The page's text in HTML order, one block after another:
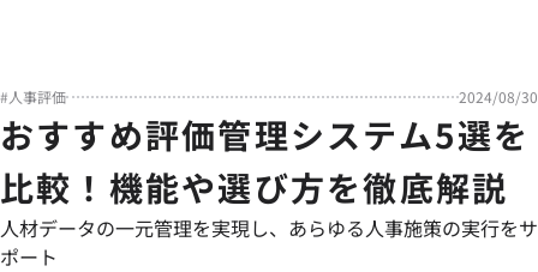
#人事評価 2024/08/30
おすすめ評価管理システム5選を
比較！機能や選び方を徹底解説
人材データの一元管理を実現し、あらゆる人事施策の実行をサ
ポート